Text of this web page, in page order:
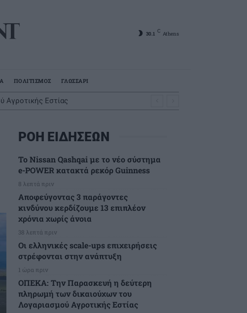
30.1 C Athens
ΠΟΛΙΤΙΣΜΟΣ ΓΛΩΣΣΑΡΙ
Αγροτικής Εστίας
ΡΟΗ ΕΙΔΗΣΕΩΝ
Το Nissan Qashqai με το νέο σύστημα
e-POWER κατακτά ρεκόρ Guinness
8 λεπτά πριν
Αποφεύγοντας 3 παράγοντες
κινδύνου κερδίζουμε 13 επιπλέον
χρόνια χωρίς άνοια
38 λεπτά πριν
Οι ελληνικές scale-ups επιχειρήσεις
στρέφονται στην ανάπτυξη
1 ώρα πριν
ΟΠΕΚΑ: Την Παρασκευή η δεύτερη
πληρωμή των δικαιούχων του
Λογαριασμού Αγροτικής Εστίας